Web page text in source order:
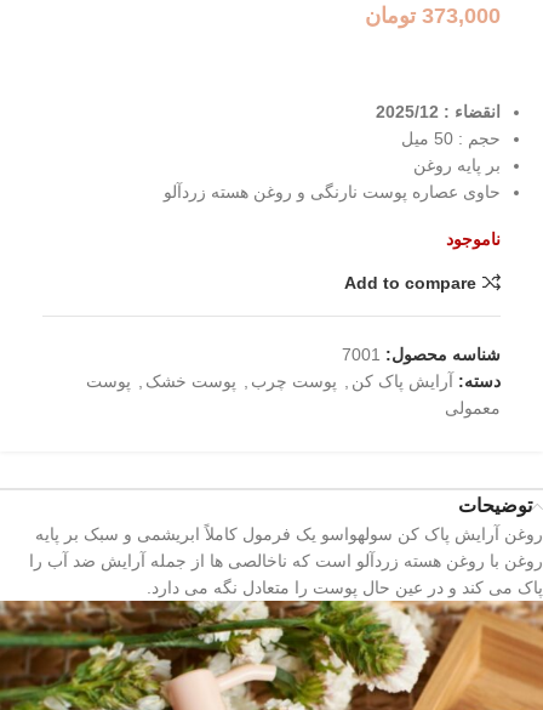
373,000 تومان
انقضاء : 2025/12
حجم : 50 میل
بر پایه روغن
حاوی عصاره پوست نارنگی و روغن هسته زردآلو
ناموجود
Add to compare
شناسه محصول: 7001
دسته: آرایش پاک کن پوست چرب پوست خشک
پوست
معمولی
توضیحات
روغن آرایش پاک کن سولهواسو یک فرمول کاملاً ابریشمی و سبک بر پایه
روغن با روغن هسته زردآلو است که ناخالصی ها از جمله آرایش ضد آب را
پاک می کند و در عین حال پوست را متعادل نگه می دارد.